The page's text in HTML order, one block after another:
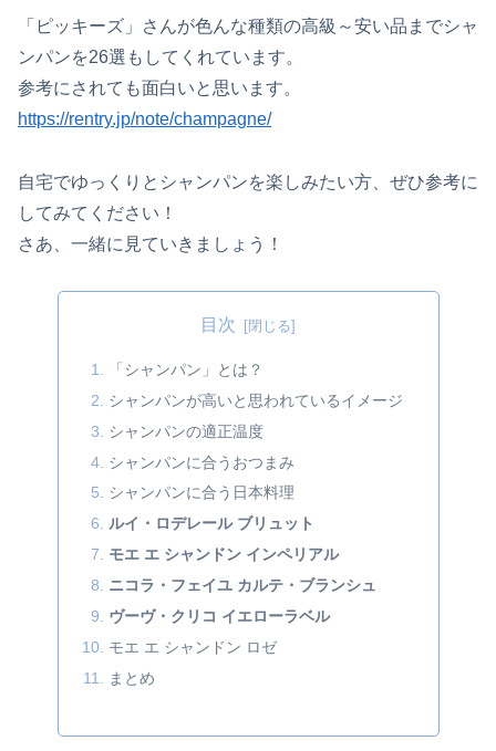
「ピッキーズ」さんが色んな種類の高級～安い品までシャ
ンパンを26選もしてくれています。
参考にされても面白いと思います。
https://rentry.jp/note/champagne/
自宅でゆっくりとシャンパンを楽しみたい方、ぜひ参考に
してみてください！
さあ、一緒に見ていきましょう！
目次
「シャンパン」とは？
シャンパンが高いと思われているイメージ
シャンパンの適正温度
シャンパンに合うおつまみ
シャンパンに合う日本料理
ルイ・ロデレール ブリュット
モエ エ シャンドン インペリアル
ニコラ・フェイユ カルテ・ブランシュ
ヴーヴ・クリコ イエローラベル
モエ エ シャンドン ロゼ
まとめ